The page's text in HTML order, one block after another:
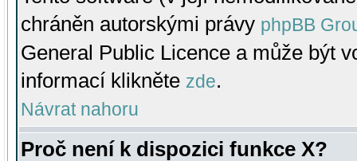
chráněn autorskými právy phpBB
General Public Licence a může být
informací klikněte zde.
Návrat nahoru
Proč není k dispozici funkce X?